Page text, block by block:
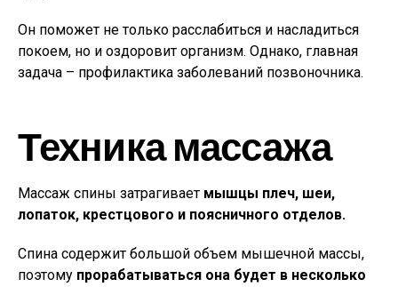
Он поможет не только расслабиться и насладиться
покоем, но и оздоровит организм. Однако, главная
задача – профилактика заболеваний позвоночника.
Техника массажа
Массаж спины затрагивает мышцы плеч, шеи,
лопаток, крестцового и поясничного отделов.
Спина содержит большой объем мышечной массы,
поэтому прорабатываться она будет в несколько